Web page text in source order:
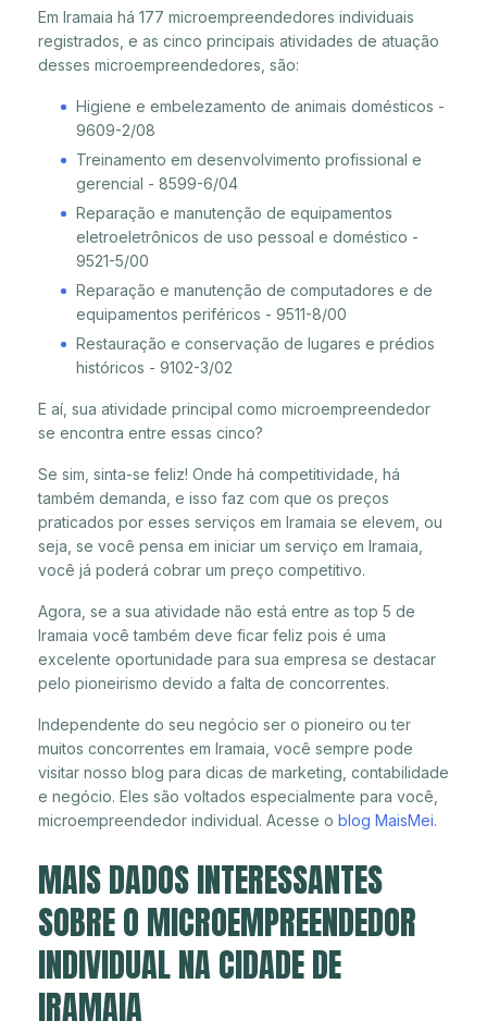
Em Iramaia há 177 microempreendedores individuais
registrados, e as cinco principais atividades de atuação
desses microempreendedores, são:
Higiene e embelezamento de animais domésticos -
9609-2/08
Treinamento em desenvolvimento profissional e
gerencial - 8599-6/04
Reparação e manutenção de equipamentos
eletroeletrônicos de uso pessoal e doméstico -
9521-5/00
Reparação e manutenção de computadores e de
equipamentos periféricos - 9511-8/00
Restauração e conservação de lugares e prédios
históricos - 9102-3/02
E aí, sua atividade principal como microempreendedor
se encontra entre essas cinco?
Se sim, sinta-se feliz! Onde há competitividade, há
também demanda, e isso faz com que os preços
praticados por esses serviços em Iramaia se elevem, ou
seja, se você pensa em iniciar um serviço em Iramaia,
você já poderá cobrar um preço competitivo.
Agora, se a sua atividade não está entre as top 5 de
Iramaia você também deve ficar feliz pois é uma
excelente oportunidade para sua empresa se destacar
pelo pioneirismo devido a falta de concorrentes.
Independente do seu negócio ser o pioneiro ou ter
muitos concorrentes em Iramaia, você sempre pode
visitar nosso blog para dicas de marketing, contabilidade
e negócio. Eles são voltados especialmente para você,
microempreendedor individual. Acesse o blog MaisMei.
MAIS DADOS INTERESSANTES
SOBRE O MICROEMPREENDEDOR
INDIVIDUAL NA CIDADE DE
IRAMAIA